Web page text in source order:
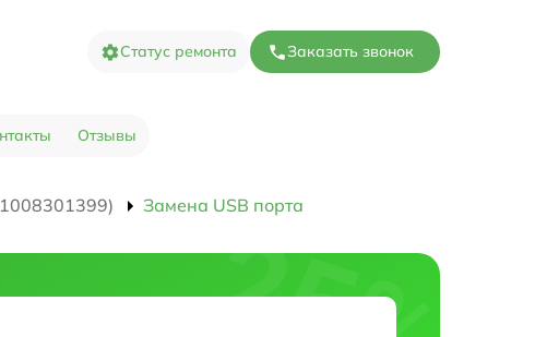
Статус ремонта Заказать звонок
Отзывы
Замена USB порта